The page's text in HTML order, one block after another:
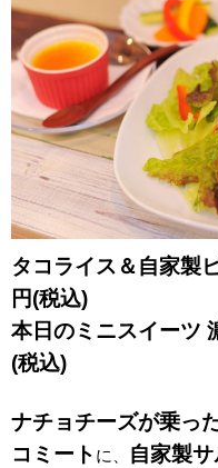
タコライス＆自家製
円(税込)
本日のミニスイーツ
(税込)
ナチョチーズが乗っ
コミート に、 自家製